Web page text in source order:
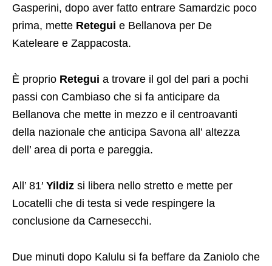
Gasperini, dopo aver fatto entrare Samardzic poco
prima, mette Retegui e Bellanova per De
Kateleare e Zappacosta.
È proprio Retegui a trovare il gol del pari a pochi
passi con Cambiaso che si fa anticipare da
Bellanova che mette in mezzo e il centroavanti
della nazionale che anticipa Savona all’ altezza
dell’ area di porta e pareggia.
All’ 81′ Yildiz si libera nello stretto e mette per
Locatelli che di testa si vede respingere la
conclusione da Carnesecchi.
Due minuti dopo Kalulu si fa beffare da Zaniolo che